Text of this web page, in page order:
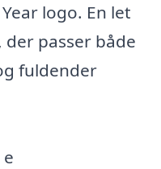
logo. En let
passer både
fuldender